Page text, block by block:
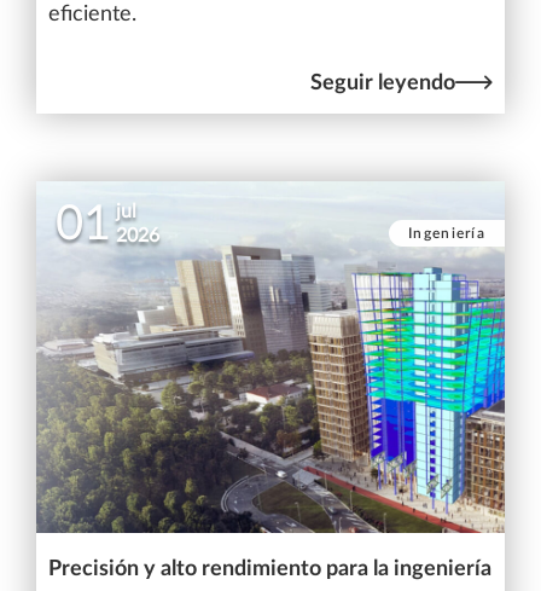
eficiente.
Seguir leyendo
01 jul
2026
Ingeniería
Precisión y alto rendimiento para la ingeniería